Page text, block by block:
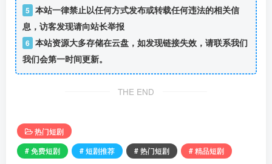
5 本站一律禁止以任何方式发布或转载任何违法的相关信
息，访客发现请向站长举报
6 本站资源大多存储在云盘，如发现链接失效，请联系我们
我们会第一时间更新。
THE END
热门短剧
# 免费短剧
# 短剧推荐 # 热门短剧 # 精品短剧